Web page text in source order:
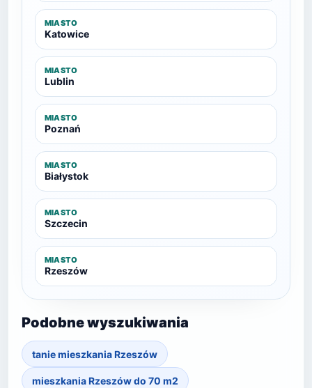
MIASTO
Katowice
MIASTO
Lublin
MIASTO
Poznań
MIASTO
Białystok
MIASTO
Szczecin
MIASTO
Rzeszów
Podobne wyszukiwania
tanie mieszkania Rzeszów
mieszkania Rzeszów do 70 m2